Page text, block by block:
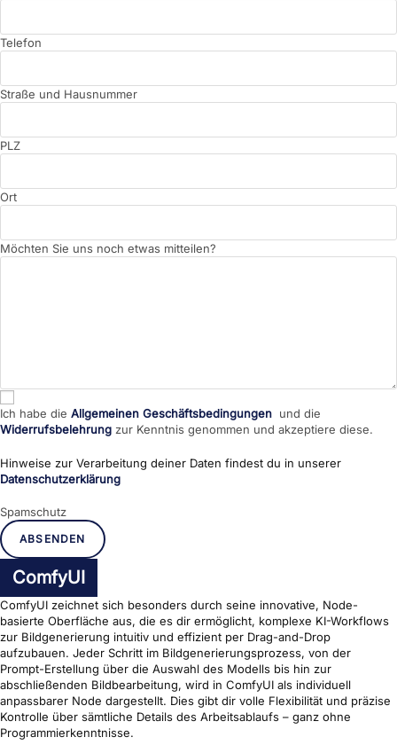
Telefon
Straße und Hausnummer
PLZ
Ort
Möchten Sie uns noch etwas mitteilen?
Ich habe die Allgemeinen Geschäftsbedingungen und die
Widerrufsbelehrung zur Kenntnis genommen und akzeptiere diese.
Hinweise zur Verarbeitung deiner Daten findest du in unserer
Datenschutzerklärung
Spamschutz
ABSENDEN
ComfyUI
ComfyUI zeichnet sich besonders durch seine innovative, Node-
basierte Oberfläche aus, die es dir ermöglicht, komplexe KI-Workflows
zur Bildgenerierung intuitiv und effizient per Drag-and-Drop
aufzubauen. Jeder Schritt im Bildgenerierungsprozess, von der
Prompt-Erstellung über die Auswahl des Modells bis hin zur
abschließenden Bildbearbeitung, wird in ComfyUI als individuell
anpassbarer Node dargestellt. Dies gibt dir volle Flexibilität und präzise
Kontrolle über sämtliche Details des Arbeitsablaufs – ganz ohne
Programmierkenntnisse.